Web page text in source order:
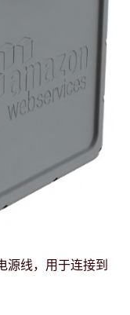
源线，用于连接到